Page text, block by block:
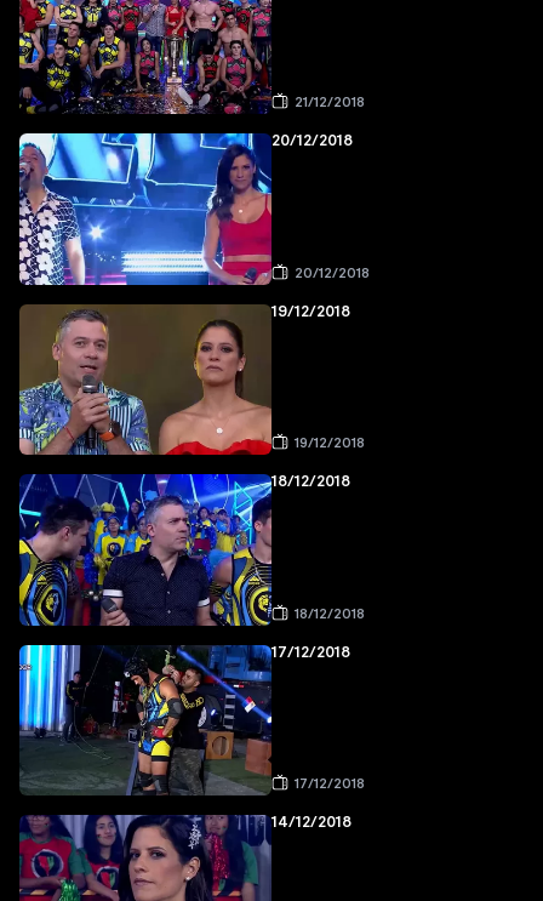
21/12/2018
20/12/2018
20/12/2018
19/12/2018
19/12/2018
18/12/2018
18/12/2018
17/12/2018
17/12/2018
14/12/2018